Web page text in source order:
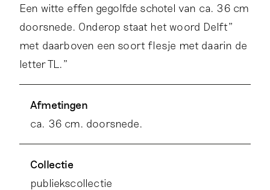
Een witte effen gegolfde schotel van ca. 36 cm
doorsnede. Onderop staat het woord Delft"
met daarboven een soort flesje met daarin de
letter TL."
Afmetingen
ca. 36 cm. doorsnede.
Collectie
publiekscollectie